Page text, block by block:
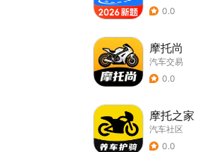
0.0
摩托尚
汽车交易
0.0
摩托之家
汽车社区
0.0